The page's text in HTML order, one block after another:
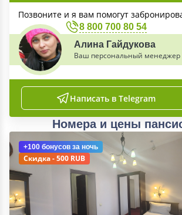
Позвоните и я вам помогут
8 800 700 80 54
Алина Гайдукова
Ваш персональный менеджер
Написать в Telegram
Номера и цены
+100 бонусов за ночь
Скидка - 500 RUB